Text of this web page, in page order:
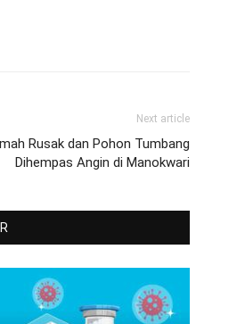
Next article
Rusak dan Pohon Tumbang
Dihempas Angin di Manokwari